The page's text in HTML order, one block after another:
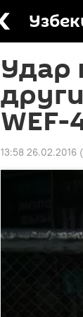
Удар
13:58 26.02.2016